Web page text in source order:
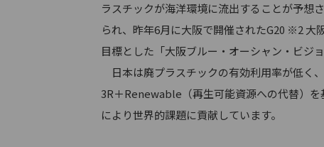
ラスチックが海洋環境に流出することが予想
られ、昨年6月に大阪で開催されたG20 ※2 大
目標とした「大阪ブルー・オーシャン・ビジ
日本は廃プラスチックの有効利用率が低く
3R＋Renewable（再生可能資源への代替）
により世界的課題に貢献しています。